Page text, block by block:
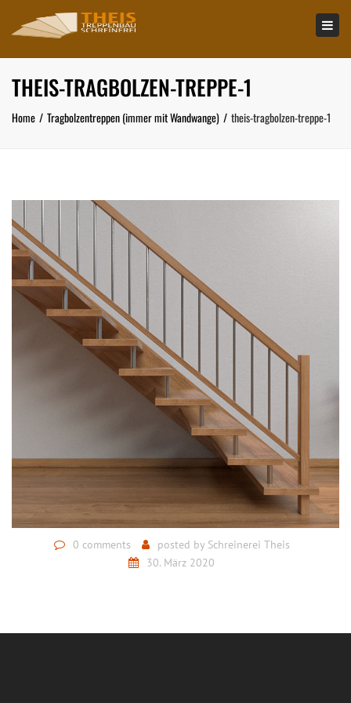
THEIS-TRAGBOLZEN-TREPPE-1
Home Tragbolzentreppen (immer mit Wandwange) theis-tragbolzen-treppe-1
0 comments posted by Schreinerei Theis
30. März 2020